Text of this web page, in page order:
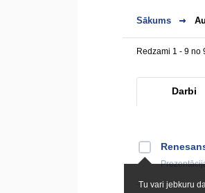
Sākums
Redzami 1 - 9 no
Darbi
Tu vari jebkuru